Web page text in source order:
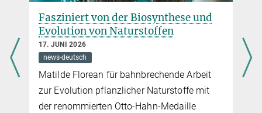
Fasziniert von der Biosynthese und
Evolution von Naturstoffen
17. JUNI 2026
news-deutsch
Matilde Florean für bahnbrechende Arbeit
zur Evolution pflanzlicher Naturstoffe mit
der renommierten Otto-Hahn-Medaille